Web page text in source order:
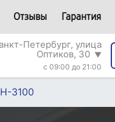
Отзывы Гарантия
Петербург, улица
Оптиков, 30 ▼
c 09:00 до 21:00
3100